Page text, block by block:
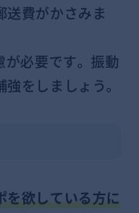
送費がかさみま
必要です。振動
をしましょう。
を欲している方に